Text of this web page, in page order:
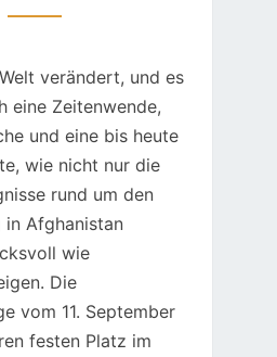
verändert, und es
eine Zeitenwende,
und eine bis heute
wie nicht nur die
rund um den
in Afghanistan
wie
Die
vom 11. September
festen Platz im